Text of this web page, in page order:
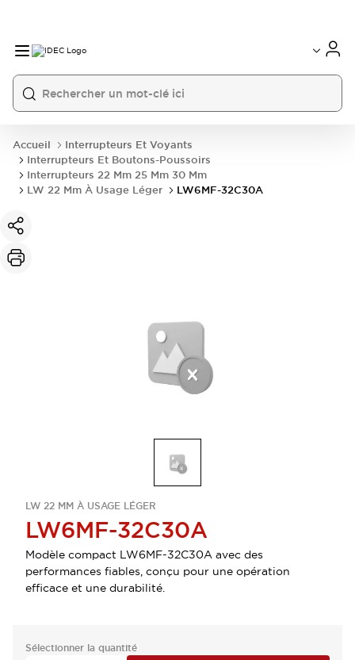
Accueil
Interrupteurs Et Voyants
Interrupteurs Et Boutons-Poussoirs
Interrupteurs 22 Mm 25 Mm 30 Mm
LW 22 Mm À Usage Léger
LW6MF-32C30A
LW 22 MM À USAGE LÉGER
LW6MF-32C30A
Modèle compact LW6MF-32C30A avec des
performances fiables, conçu pour une opération
efficace et une durabilité.
Sélectionner la quantité